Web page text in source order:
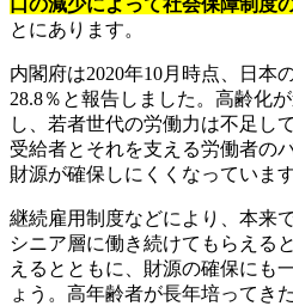
とにあります。
内閣府は2020年10月時点、日本
28.8％と報告しました。高齢化
し、若者世代の労働力は不足し
受給者とそれを支える労働者の
財源が確保しにくくなっています
継続雇用制度などにより、本来
シニア層に働き続けてもらえる
えるとともに、財源の確保にも
ょう。高年齢者が長年培ってき